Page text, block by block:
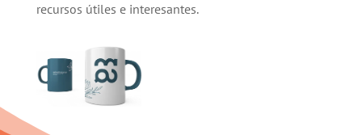
recursos útiles e interesantes.